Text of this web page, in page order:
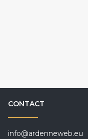
CONTACT
info@ardenneweb.eu